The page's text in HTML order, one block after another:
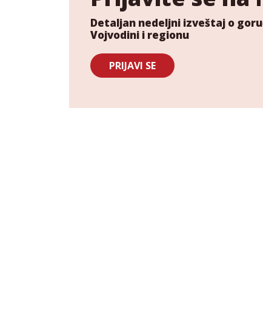
Detaljan nedeljni izveštaj o
Vojvodini i regionu
PRIJAVI SE